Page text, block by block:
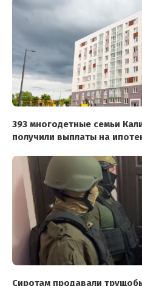
393 многодетные семьи
получили выплаты на
Сиротам продавали